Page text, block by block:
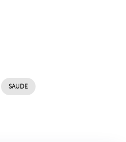
SAUDE